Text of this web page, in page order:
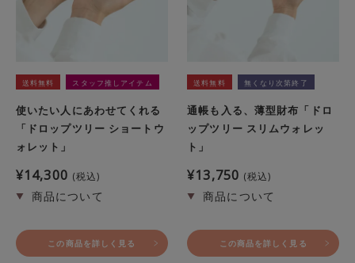
送料無料 スタッフ推しアイテム
使いたい人にあわせてくれる
「ドロップツリー ショートウ
ォレット」
¥14,300 税込
この商品を詳しく見る
送料無料 無くなり次第終了
通帳も入る、薄型財布「ドロ
ップツリー スリムウォレッ
ト」
¥13,750 税込
この商品を詳しく見る